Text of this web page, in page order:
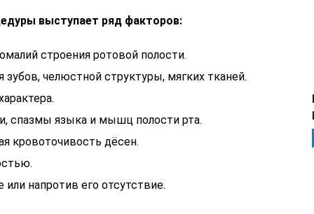
выступает ряд факторов:
строения ротовой полости.
челюстной структуры, мягких тканей.
спазмы языка и мышц полости рта.
кровоточивость дёсен.
напротив его отсутствие.